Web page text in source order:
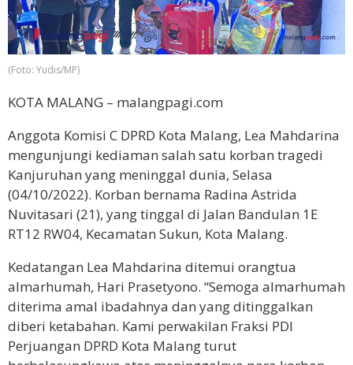
(Foto: Yudis/MP)
KOTA MALANG – malangpagi.com
Anggota Komisi C DPRD Kota Malang, Lea Mahdarina
mengunjungi kediaman salah satu korban tragedi
Kanjuruhan yang meninggal dunia, Selasa
(04/10/2022). Korban bernama Radina Astrida
Nuvitasari (21), yang tinggal di Jalan Bandulan 1E
RT12 RW04, Kecamatan Sukun, Kota Malang.
Kedatangan Lea Mahdarina ditemui orangtua
almarhumah, Hari Prasetyono. “Semoga almarhumah
diterima amal ibadahnya dan yang ditinggalkan
diberi ketabahan. Kami perwakilan Fraksi PDI
Perjuangan DPRD Kota Malang turut